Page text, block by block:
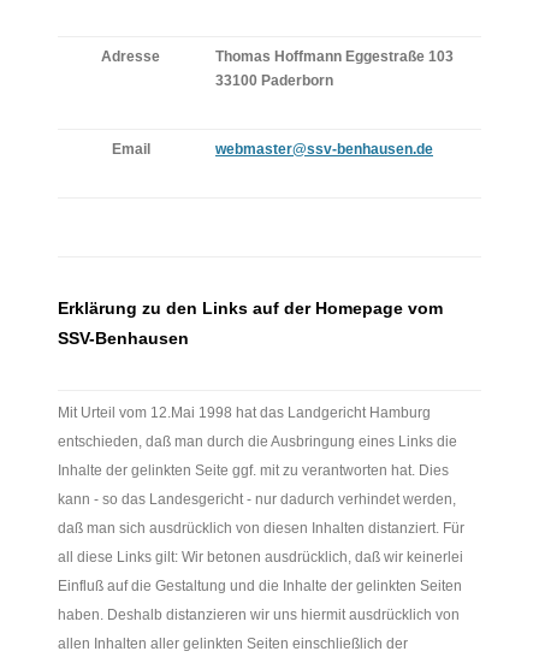
Adresse Thomas Hoffmann Eggestraße 103
33100 Paderborn
Email webmaster@ssv-benhausen.de
Erklärung zu den Links auf der Homepage vom
SSV-Benhausen
Mit Urteil vom 12.Mai 1998 hat das Landgericht Hamburg
entschieden, daß man durch die Ausbringung eines Links die
Inhalte der gelinkten Seite ggf. mit zu verantworten hat. Dies
kann - so das Landesgericht - nur dadurch verhindet werden,
daß man sich ausdrücklich von diesen Inhalten distanziert. Für
all diese Links gilt: Wir betonen ausdrücklich, daß wir keinerlei
Einfluß auf die Gestaltung und die Inhalte der gelinkten Seiten
haben. Deshalb distanzieren wir uns hiermit ausdrücklich von
allen Inhalten aller gelinkten Seiten einschließlich der